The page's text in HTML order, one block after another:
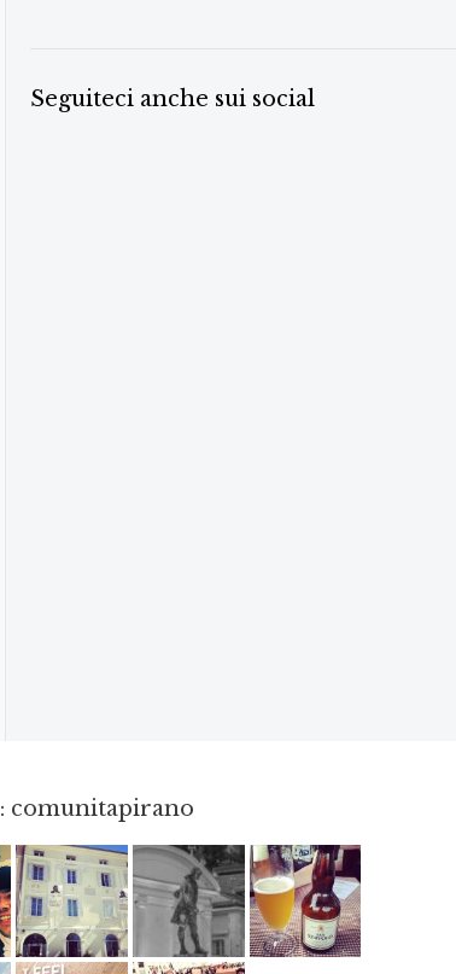
Seguiteci anche sui social
comunitapirano
Apr 3 Apr 18 Giu 3